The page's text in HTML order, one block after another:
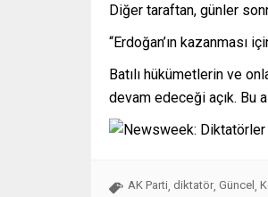
Diğer taraftan, günler
“Erdoğan’ın kazanması
Batılı hükümetlerin ve
devam edeceği açık. Bu
AK Parti diktatör Güncel